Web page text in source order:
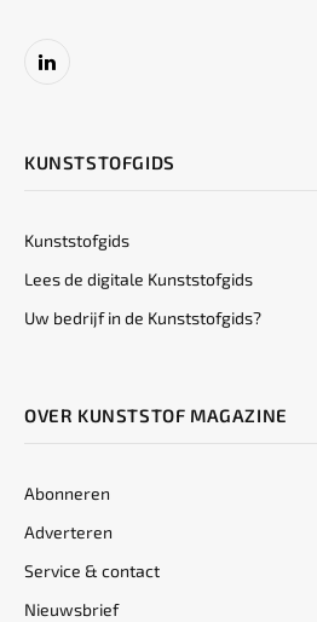
LinkedIn
KUNSTSTOFGIDS
Kunststofgids
Lees de digitale Kunststofgids
Uw bedrijf in de Kunststofgids?
OVER KUNSTSTOF MAGAZINE
Abonneren
Adverteren
Service & contact
Nieuwsbrief